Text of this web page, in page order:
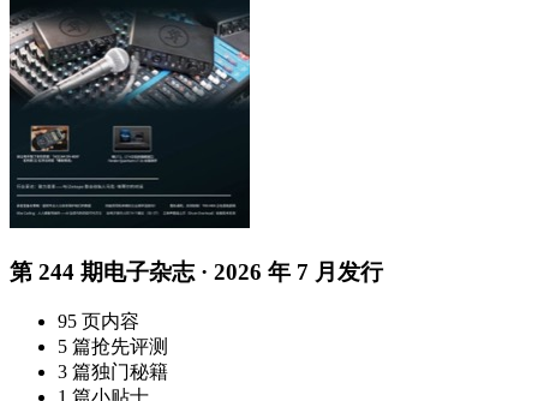
第 244 期电子杂志 · 2026 年 7 月发行
95 页内容
5 篇抢先评测
3 篇独门秘籍